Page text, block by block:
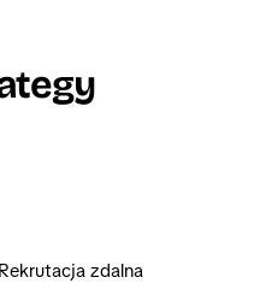
Rekrutacja zdalna